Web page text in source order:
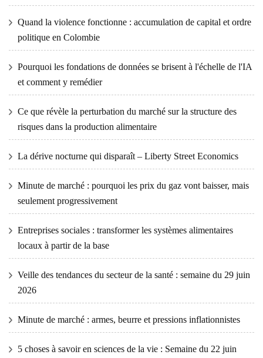
Quand la violence fonctionne : accumulation de capital et ordre
politique en Colombie
Pourquoi les fondations de données se brisent à l'échelle de l'IA
et comment y remédier
Ce que révèle la perturbation du marché sur la structure des
risques dans la production alimentaire
La dérive nocturne qui disparaît – Liberty Street Economics
Minute de marché : pourquoi les prix du gaz vont baisser, mais
seulement progressivement
Entreprises sociales : transformer les systèmes alimentaires
locaux à partir de la base
Veille des tendances du secteur de la santé : semaine du 29 juin
2026
Minute de marché : armes, beurre et pressions inflationnistes
5 choses à savoir en sciences de la vie : Semaine du 22 juin